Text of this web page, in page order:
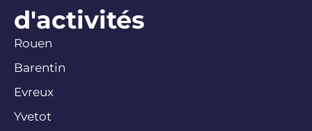
d'activités
Rouen
Barentin
Evreux
Yvetot